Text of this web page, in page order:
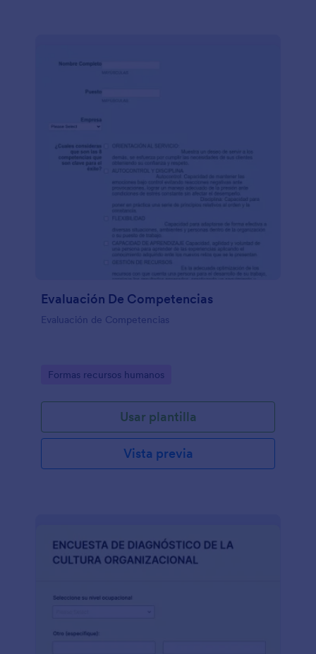
Evaluación De Competencias
Evaluación de Competencias
Go to Category:
Formas recursos humanos
Usar plantilla
Vista previa